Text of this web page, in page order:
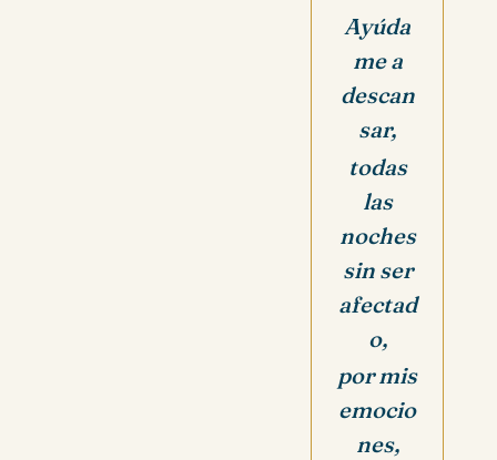
Ayúda
me a
descan
sar,
todas
las
noches
sin ser
afectad
o,
por mis
emocio
nes,